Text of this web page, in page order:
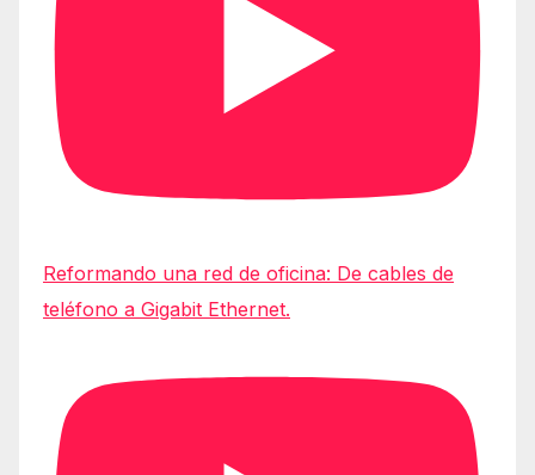
Reformando una red de oficina: De cables de
teléfono a Gigabit Ethernet.